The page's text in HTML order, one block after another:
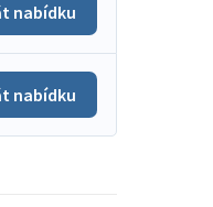
nabídku
nabídku